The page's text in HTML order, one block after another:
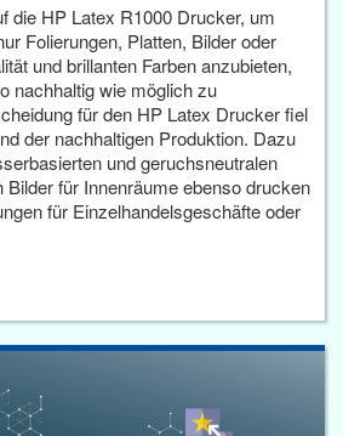
die HP Latex R1000 Drucker, um
Folierungen, Platten, Bilder oder
und brillanten Farben anzubieten,
nachhaltig wie möglich zu
für den HP Latex Drucker fiel
der nachhaltigen Produktion. Dazu
und geruchsneutralen
Bilder für Innenräume ebenso drucken
für Einzelhandelsgeschäfte oder